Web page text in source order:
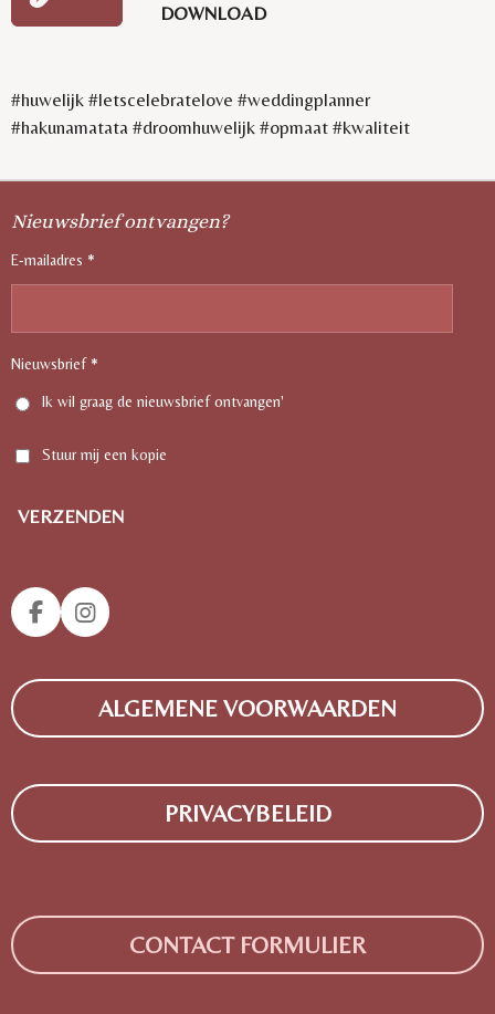
DOWNLOAD
#huwelijk #letscelebratelove #weddingplanner
#hakunamatata #droomhuwelijk #opmaat #kwaliteit
Nieuwsbrief ontvangen?
E-mailadres *
Nieuwsbrief *
Ik wil graag de nieuwsbrief ontvangen'
Stuur mij een kopie
VERZENDEN
F
A
E
O
I
N
T
G
ALGEMENE VOORWAARDEN
PRIVACYBELEID
CONTACT FORMULIER